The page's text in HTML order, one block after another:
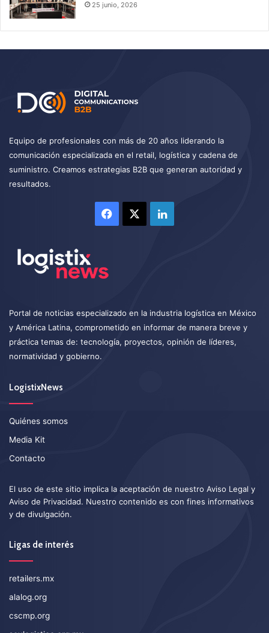
25 junio, 2026
Equipo de profesionales con más de 20 años liderando la
comunicación especializada en el retail, logística y cadena de
suministro. Creamos estrategias B2B que generan autoridad y
resultados.
Facebook LinkedIn
Portal de noticias especializado en la industria logística en México
y América Latina, comprometido en informar de manera breve y
práctica temas de: tecnología, proyectos, opinión de líderes,
normatividad y gobierno.
LogistixNews
Quiénes somos
Media Kit
Contacto
El uso de este sitio implica la aceptación de nuestro Aviso Legal y
Aviso de Privacidad. Nuestro contenido es con fines informativos
y de divulgación.
Ligas de interés
retailers.mx
alalog.org
cscmp.org